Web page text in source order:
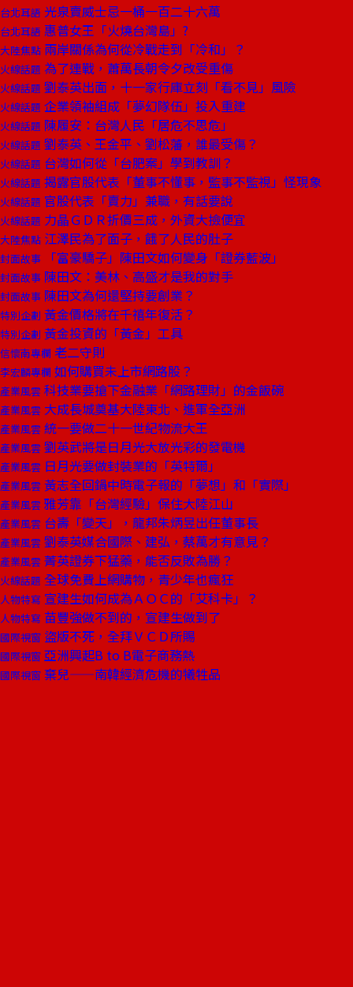
台北耳語 光泉賣威士忌一桶一百二十六萬
台北耳語 惠普女王「火燒台灣島」?
大陸焦點 兩岸關係為何從冷戰走到「冷和」？
火線話題 為了連戰，蕭萬長朝令夕改受重傷
火線話題 劉泰英出面，十一家行庫立刻「看不見」風險
火線話題 企業領袖組成「夢幻隊伍」投入重建
火線話題 陳履安：台灣人民「居危不思危」
火線話題 劉泰英、王金平、劉松藩，誰最受傷？
火線話題 台灣如何從「台肥案」學到教訓？
火線話題 揭露官股代表「董事不懂事，監事不監視」怪現象
火線話題 官股代表「賣力」兼職，有話要說
火線話題 力晶ＧＤＲ折價三成，外資大撿便宜
大陸焦點 江澤民為了面子，餓了人民的肚子
封面故事 「富豪驕子」陳田文如何變身「證券藍波」
封面故事 陳田文：美林、高盛才是我的對手
封面故事 陳田文為何還堅持要創業？
特別企劃 黃金價格將在千禧年復活？
特別企劃 黃金投資的「黃金」工具
信懷南專欄 老二守則
李宏麟專欄 如何購買未上市網路股？
產業風雲 科技業要搶下金融業「網路理財」的金飯碗
產業風雲 大成長城奠基大陸東北、進軍全亞洲
產業風雲 統一要做二十一世紀物流大王
產業風雲 劉英武將是日月光大放光彩的發電機
產業風雲 日月光要做封裝業的「英特爾」
產業風雲 黃志全回鍋中時電子報的「夢想」和「實際」
產業風雲 雅芳靠「台灣經驗」保住大陸江山
產業風雲 台壽「變天」，龍邦朱炳昱出任董事長
產業風雲 劉泰英媒合國際、建弘，蔡萬才有意見？
產業風雲 菁英證券下猛藥，能否反敗為勝？
火線話題 全球免費上網購物，青少年也瘋狂
人物特寫 宣建生如何成為ＡＯＣ的「艾科卡」？
人物特寫 苗豐強做不到的，宣建生做到了
國際視窗 盜版不死，全拜ＶＣＤ所賜
國際視窗 亞洲興起B to B電子商務熱
國際視窗 棄兒——南韓經濟危機的犧牲品